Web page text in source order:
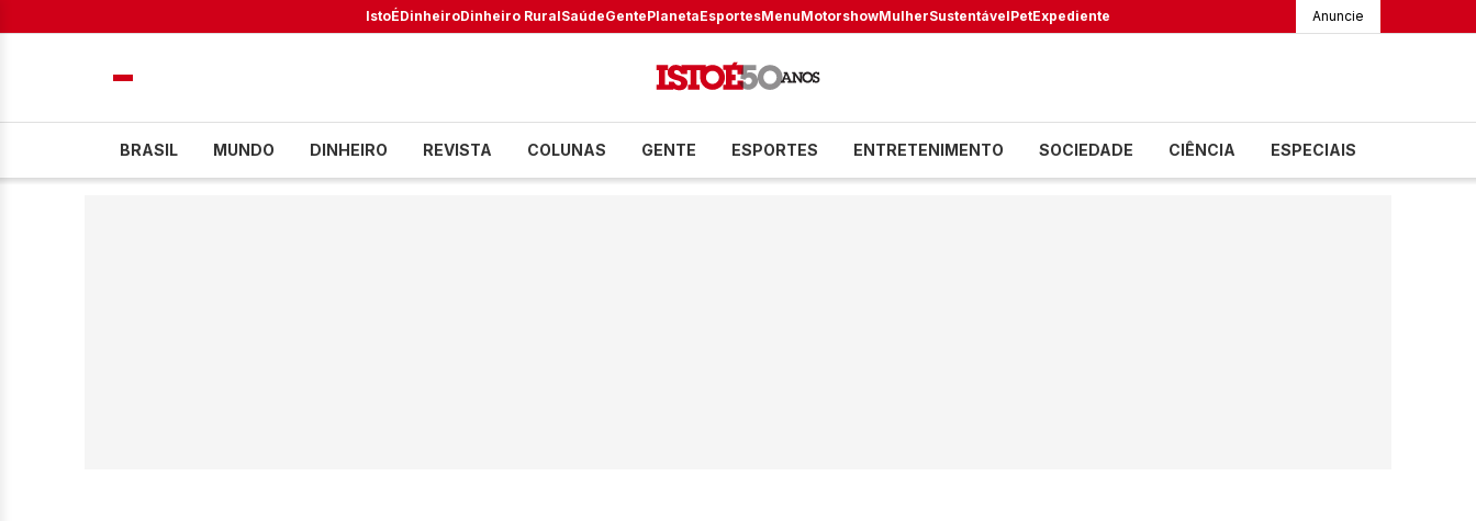
IstoÉDinheiroDinheiro RuralSaúdeGentePlanetaEsportesMenuMotorshowMulherSustentávelPetExpediente Anuncie
BRASIL MUNDO DINHEIRO REVISTA COLUNAS GENTE ESPORTES ENTRETENIMENTO SOCIEDADE CIÊNCIA ESPECIAIS